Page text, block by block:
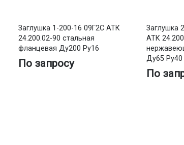
Заглушка 1-200-16 09Г2С АТК
24.200.02-90 стальная
фланцевая Ду200 Ру16
По запросу
Заглушка
АТК
Ду65 Ру40
По